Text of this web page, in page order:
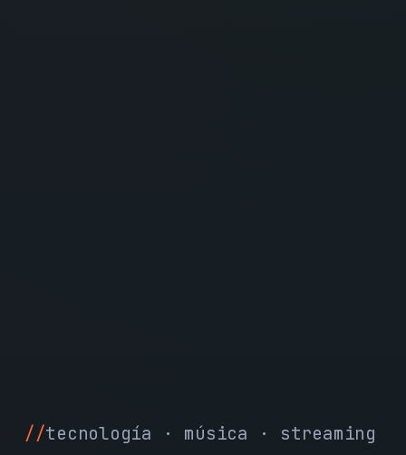
tecnología · música · streaming